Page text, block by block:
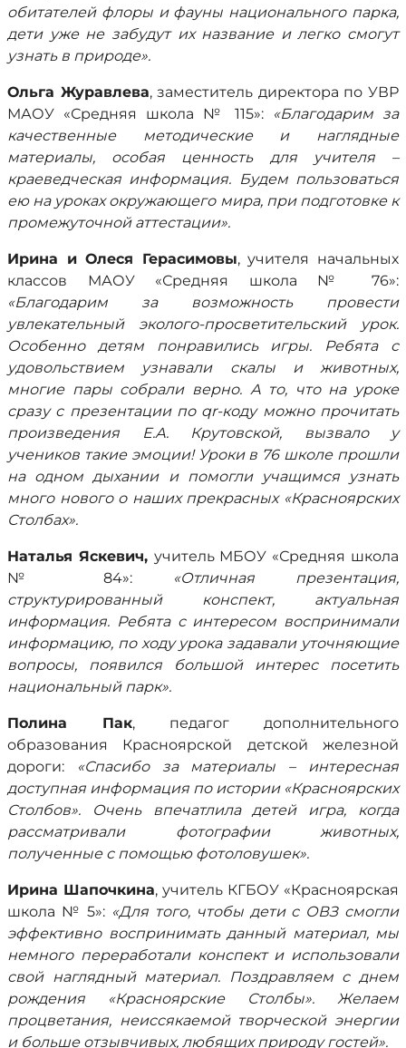
обитателей флоры и фауны национального парка,
дети уже не забудут их название и легко смогут
узнать в природе».
Ольга Журавлева, заместитель директора по УВР
МАОУ «Средняя школа № 115»:
«Благодарим за
качественные методические и наглядные
материалы, особая ценность для учителя –
краеведческая информация. Будем пользоваться
ею на уроках окружающего мира, при подготовке к
промежуточной аттестации».
Ирина и Олеся Герасимовы, учителя начальных
классов МАОУ «Средняя школа № 76»:
«Благодарим за возможность провести
увлекательный эколого-просветительский урок.
Особенно детям понравились игры. Ребята с
удовольствием узнавали скалы и животных,
многие пары собрали верно. А то, что на уроке
сразу с презентации по qr-коду можно прочитать
произведения Е.А. Крутовской, вызвало у
учеников такие эмоции! Уроки в 76 школе прошли
на одном дыхании и помогли учащимся узнать
много нового о наших прекрасных «Красноярских
Столбах».
Наталья Яскевич, учитель МБОУ «Средняя школа
№ 84»:
«Отличная презентация,
структурированный конспект, актуальная
информация. Ребята с интересом воспринимали
информацию, по ходу урока задавали уточняющие
вопросы, появился большой интерес посетить
национальный парк».
Полина Пак, педагог дополнительного
образования Красноярской детской железной
дороги:
«Спасибо за материалы – интересная
доступная информация по истории «Красноярских
Столбов». Очень впечатлила детей игра, когда
рассматривали фотографии животных,
полученные с помощью фотоловушек».
Ирина Шапочкина, учитель КГБОУ «Красноярская
школа № 5»: «Для того, чтобы дети с ОВЗ смогли
эффективно воспринимать данный материал, мы
немного переработали конспект и использовали
свой наглядный материал. Поздравляем с днем
рождения «Красноярские Столбы». Желаем
процветания, неиссякаемой творческой энергии
и больше отзывчивых, любящих природу гостей».